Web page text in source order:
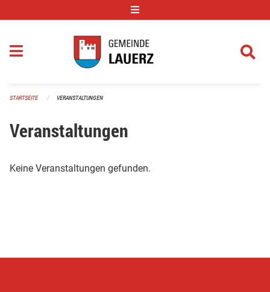
STARTSEITE VERANSTALTUNGEN
Veranstaltungen
Keine Veranstaltungen gefunden.